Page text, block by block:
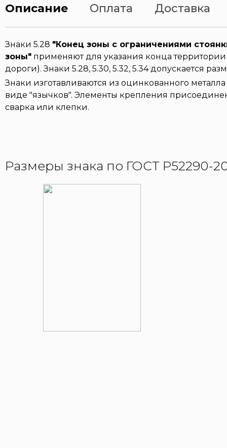
Описание Оплата Доставка
Знаки 5.28 "Конец зоны с ограничениями
зоны" применяют для указания конца территории
дороги). Знаки 5.28, 5.30, 5.32, 5.34 допускается
Знаки изготавливаются из оцинкованного
виде "язычков". Элементы крепления
сварка или клепки.
Размеры знака по ГОСТ Р52290-